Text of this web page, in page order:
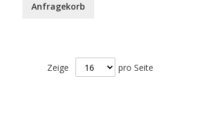
Anfragekorb
Zeige pro Seite